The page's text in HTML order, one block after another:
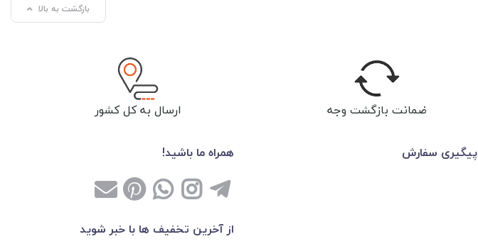
بازگشت به بالا
ضمانت بازگشت وجه ارسال به کل کشور
پیگیری سفارش
همراه ما باشید!
از آخرین تخفیف ها با خبر شوید